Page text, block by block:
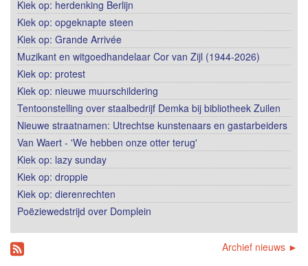
Kiek op: herdenking Berlijn
Kiek op: opgeknapte steen
Kiek op: Grande Arrivée
Muzikant en witgoedhandelaar Cor van Zijl (1944-2026)
Kiek op: protest
Kiek op: nieuwe muurschildering
Tentoonstelling over staalbedrijf Demka bij bibliotheek Zuilen
Nieuwe straatnamen: Utrechtse kunstenaars en gastarbeiders
Van Waert - 'We hebben onze otter terug'
Kiek op: lazy sunday
Kiek op: droppie
Kiek op: dierenrechten
Poëziewedstrijd over Domplein
Archief nieuws ►